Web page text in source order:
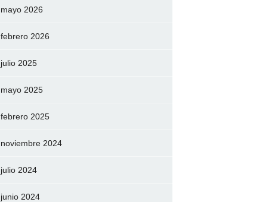
mayo 2026
febrero 2026
julio 2025
mayo 2025
febrero 2025
noviembre 2024
julio 2024
junio 2024